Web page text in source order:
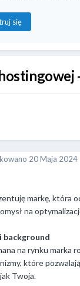
się
20 Maja 2024
markę, która
na
background
na rynku marka
które
Twoja.